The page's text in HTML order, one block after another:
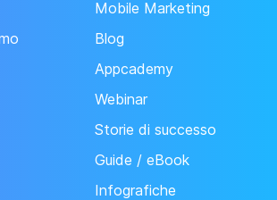
Mobile Marketing
Blog
Appcademy
Webinar
Storie di successo
Guide / eBook
Infografiche